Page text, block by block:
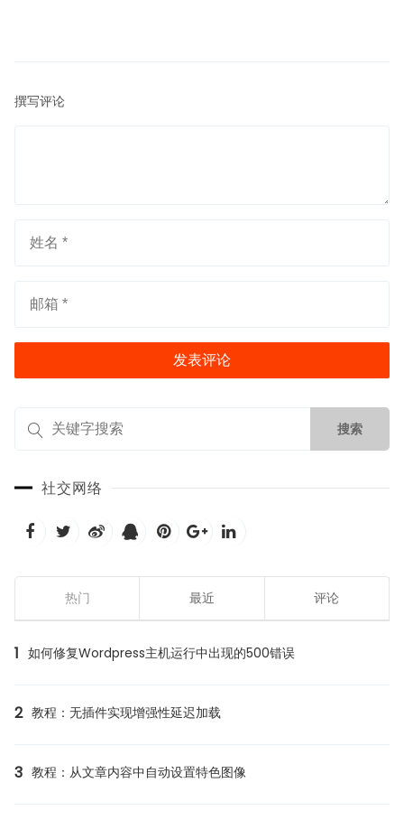
撰写评论
社交网络
热门 最近 评论
1 如何修复Wordpress主机运行中出现的500错误
2 教程：无插件实现增强性延迟加载
3 教程：从文章内容中自动设置特色图像